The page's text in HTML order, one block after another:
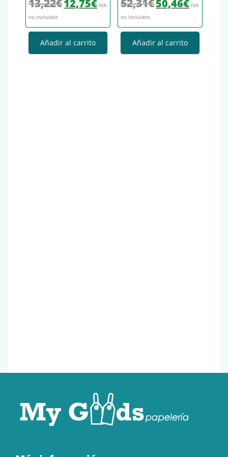
13,22€12,75€ IVA
no incluidos
Añadir al carrito
52,31€50,46€ IVA
no incluidos
Añadir al carrito